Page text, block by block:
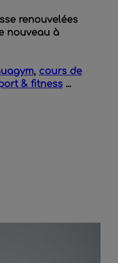
renouvelées
nouveau à
, cours de
& fitness ...